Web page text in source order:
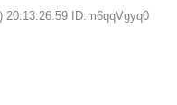
20:13:26.59 ID:m6qqVgyq0